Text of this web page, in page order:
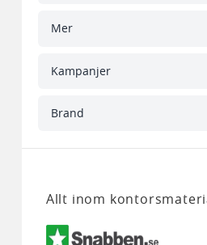
Mer
Kampanjer
Brand
Allt inom